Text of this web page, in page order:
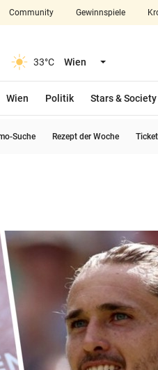
closeSchließen
arrow_right
Community Gewinnspiele
33°C Wien Menü
Wien Politik Stars & Society
Suche Rezept der Woche